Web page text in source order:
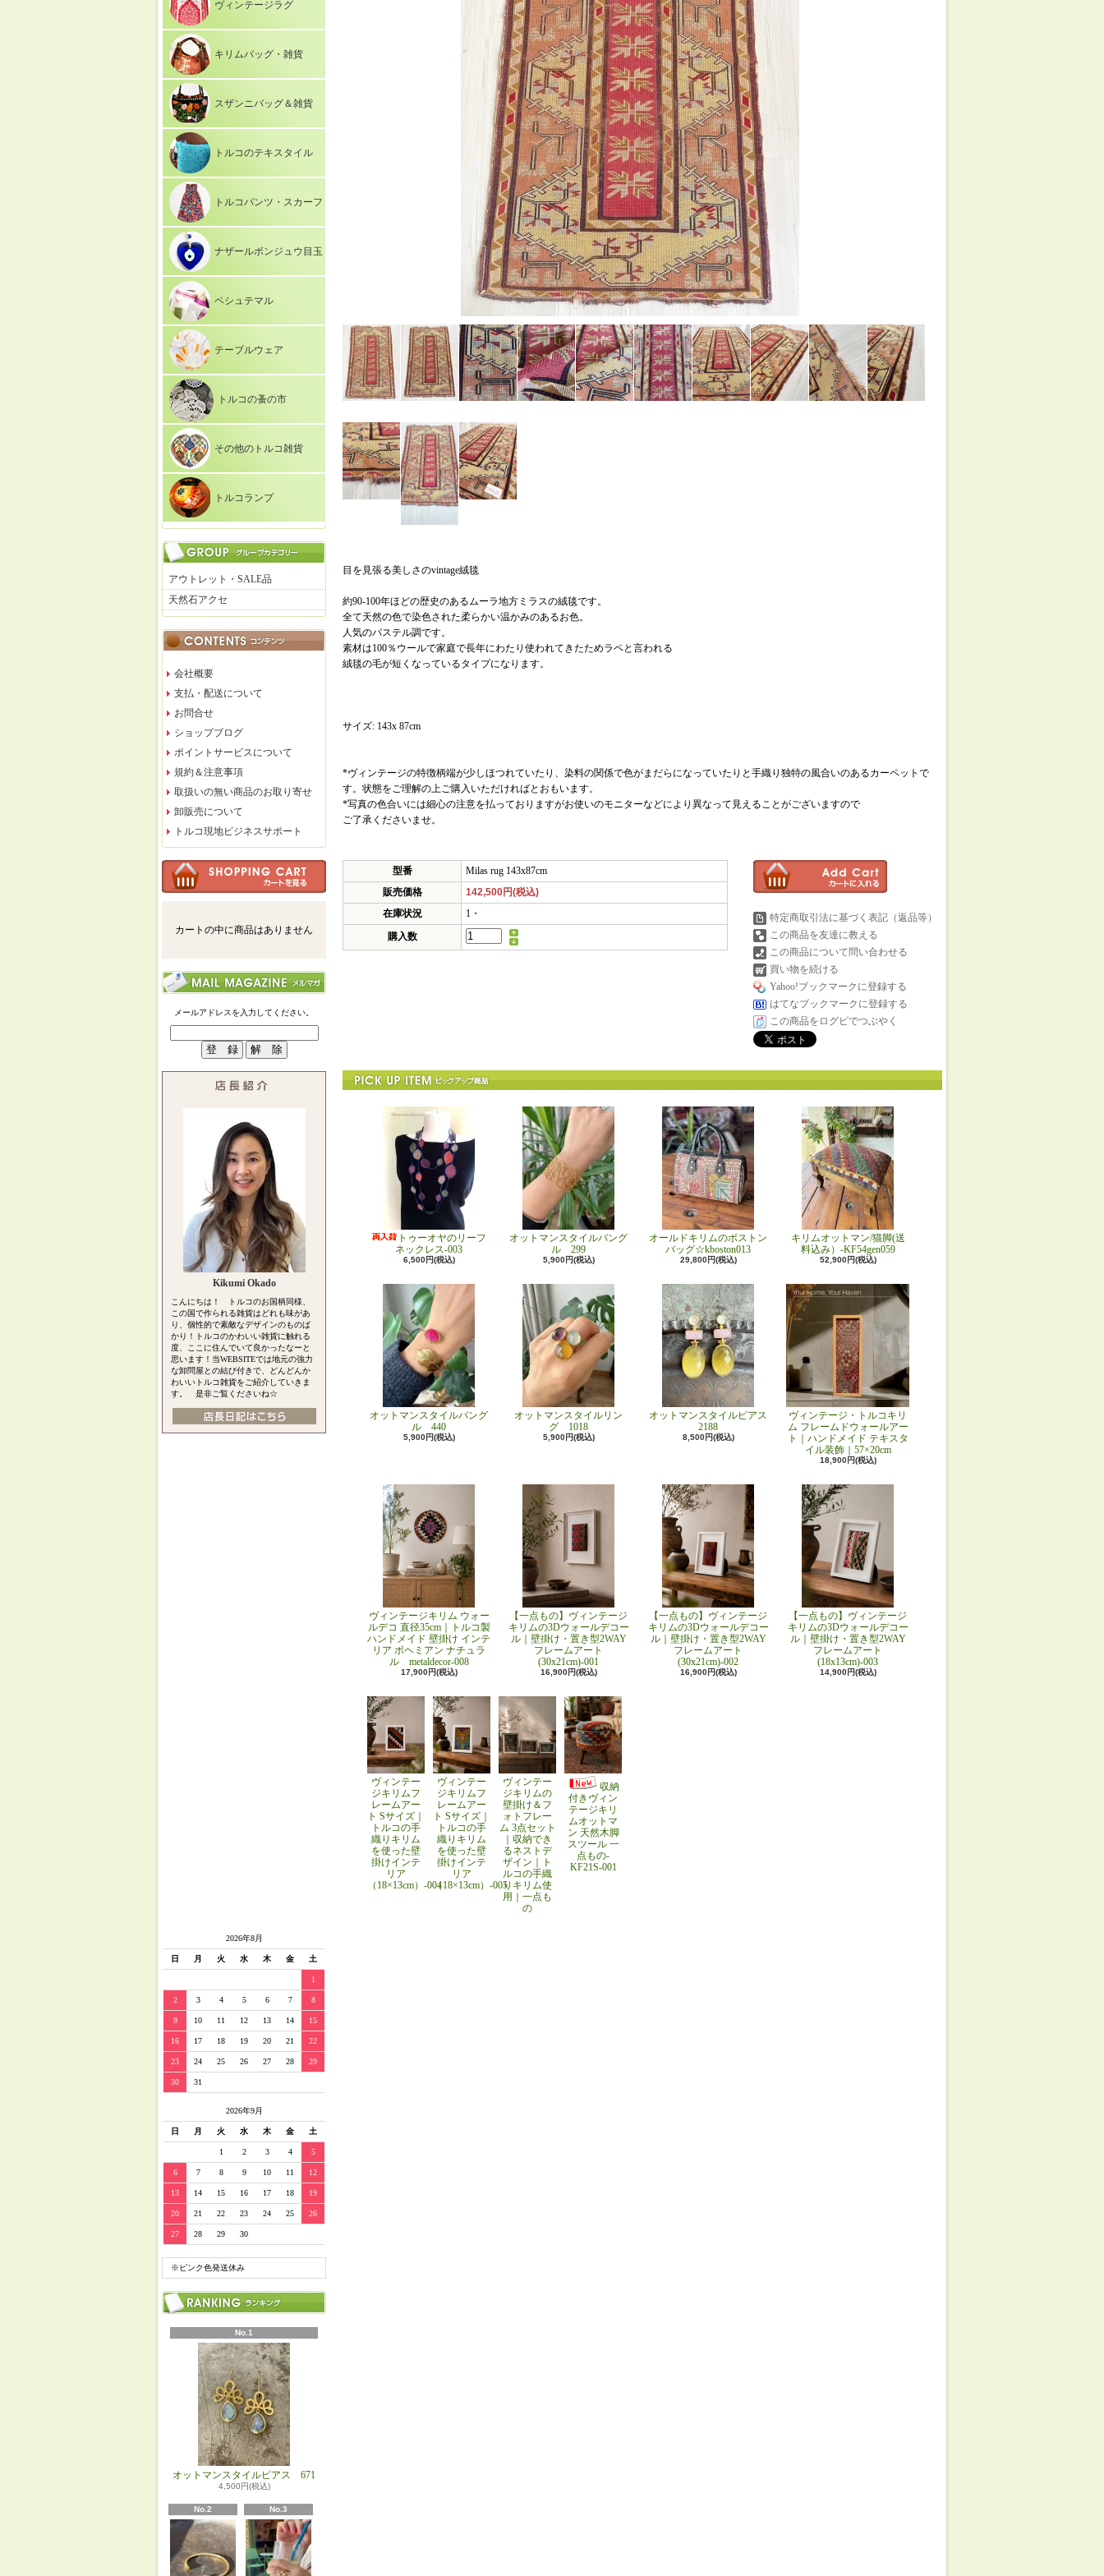
ヴィンテージラグ
キリムバッグ・雑貨
スザンニバッグ＆雑貨
トルコのテキスタイル
トルコパンツ・スカーフ
ナザールボンジュウ目玉
ペシュテマル
テーブルウェア
トルコの蚤の市
その他のトルコ雑貨
トルコランプ
アウトレット・SALE品
天然石アクセ
会社概要
支払・配送について
お問合せ
ショップブログ
ポイントサービスについて
規約＆注意事項
取扱いの無い商品のお取り寄せ
卸販売について
トルコ現地ビジネスサポート
カートの中に商品はありません
メールアドレスを入力してください。
Kikumi Okado
こんにちは！ トルコのお国柄同様、
この国で作られる雑貨はどれも味があ
り、個性的で素敵なデザインのものば
かり！トルコのかわいい雑貨に触れる
度、ここに住んでいて良かったなーと
思います！当WEBSITEでは地元の強力
な卸問屋との結び付きで、どんどんか
わいいトルコ雑貨をご紹介していきま
す。 是非ご覧くださいね☆
2026年8月
日 月 火 水 木 金 土
1
2 3 4 5 6 7 8
9 10 11 12 13 14 15
16 17 18 19 20 21 22
23 24 25 26 27 28 29
30 31
2026年9月
日 月 火 水 木 金 土
1 2 3 4 5
6 7 8 9 10 11 12
13 14 15 16 17 18 19
20 21 22 23 24 25 26
27 28 29 30
※ピンク色発送休み
No.1
オットマンスタイルピアス 671
4,500円(税込)
No.2 No.3
目を見張る美しさのvintage絨毯
約90-100年ほどの歴史のあるムーラ地方ミラスの絨毯です。
全て天然の色で染色された柔らかい温かみのあるお色。
人気のパステル調です。
素材は100％ウールで家庭で長年にわたり使われてきたためラペと言われる
絨毯の毛が短くなっているタイプになります。
サイズ: 143x 87cm
*ヴィンテージの特徴柄端が少しほつれていたり、染料の関係で色がまだらになっていたりと手織り独特の風合いのあるカーペットで
す。状態をご理解の上ご購入いただければとおもいます。
*写真の色合いには細心の注意を払っておりますがお使いのモニターなどにより異なって見えることがございますので
ご了承くださいませ。
型番
Milas rug 143x87cm
販売価格
142,500円(税込)
在庫状況
1・
購入数
特定商取引法に基づく表記（返品等）
この商品を友達に教える
この商品について問い合わせる
買い物を続ける
Yahoo!ブックマークに登録する
はてなブックマークに登録する
この商品をログピでつぶやく
トゥーオヤのリーフ
ネックレス-003
6,500円(税込)
オットマンスタイルバング
ル 299
5,900円(税込)
オールドキリムのボストン
バッグ☆kboston013
29,800円(税込)
キリムオットマン/猫脚(送
料込み）-KF54gen059
52,900円(税込)
オットマンスタイルバング
ル 440
5,900円(税込)
オットマンスタイルリン
グ 1018
5,900円(税込)
オットマンスタイルピアス
2188
8,500円(税込)
ヴィンテージ・トルコキリ
ム フレームドウォールアー
ト｜ハンドメイド テキスタ
イル装飾｜57×20cm
18,900円(税込)
ヴィンテージキリム ウォー
ルデコ 直径35cm｜トルコ製
ハンドメイド 壁掛け インテ
リア ボヘミアン ナチュラ
ル metaldecor-008
17,900円(税込)
【一点もの】ヴィンテージ
キリムの3Dウォールデコー
ル｜壁掛け・置き型2WAY
フレームアート
(30x21cm)-001
16,900円(税込)
【一点もの】ヴィンテージ
キリムの3Dウォールデコー
ル｜壁掛け・置き型2WAY
フレームアート
(30x21cm)-002
16,900円(税込)
【一点もの】ヴィンテージ
キリムの3Dウォールデコー
ル｜壁掛け・置き型2WAY
フレームアート
(18x13cm)-003
14,900円(税込)
ヴィンテー
ジキリムフ
レームアー
ト Sサイズ｜
トルコの手
織りキリム
を使った壁
掛けインテ
リア
（18×13cm）-004
ヴィンテー
ジキリムフ
レームアー
ト Sサイズ｜
トルコの手
織りキリム
を使った壁
掛けインテ
リア
（18×13cm）-005
ヴィンテー
ジキリムの
壁掛け＆フ
ォトフレー
ム 3点セット
｜収納でき
るネストデ
ザイン｜ト
ルコの手織
りキリム使
用｜一点も
の
収納
付きヴィン
テージキリ
ムオットマ
ン 天然木脚
スツール 一
点もの-
KF21S-001